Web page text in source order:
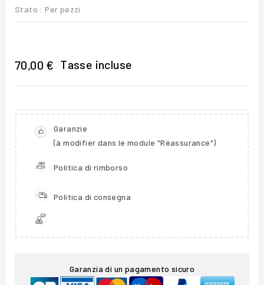
Stato : Per pezzi
70,00 € Tasse incluse
Garanzie
(à modifier dans le module "Réassurance")
Politica di rimborso
Politica di consegna
Garanzia di un pagamento sicuro